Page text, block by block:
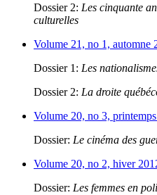
Dossier 2: Les cinquante
culturelles
Volume 21, no 1, automne
Dossier 1: Les
Dossier 2: La droite
Volume 20, no 3,
Dossier: Le cinéma des
Volume 20, no 2, hiver
Dossier: Les femmes en